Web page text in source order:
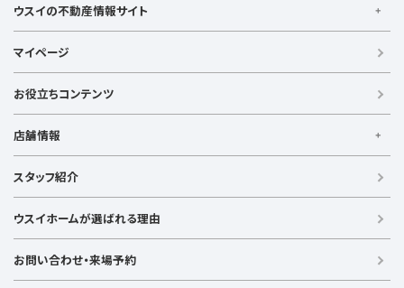
ウスイの不動産情報サイト
【借りる】
賃貸住宅
事業用賃貸
【買う】
新築戸建て
土地
投資物件
マイページ
お役立ちコンテンツ
店舗情報
【横浜エリア】
金沢文庫店
上大岡店 戸塚店 新横浜店
港北ニュータウン店
【湘南エリア】
スタッフ紹介
ウスイホームが選ばれる理由
お問い合わせ・来場予約